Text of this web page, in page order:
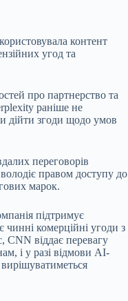
контент
угод та
про партнерство та
раніше не
дійти згоди щодо умов
переговорів
правом доступу до
марок.
підтримує
чинні комерційні угоди з
CNN віддає перевагу
і у разі відмови AI-